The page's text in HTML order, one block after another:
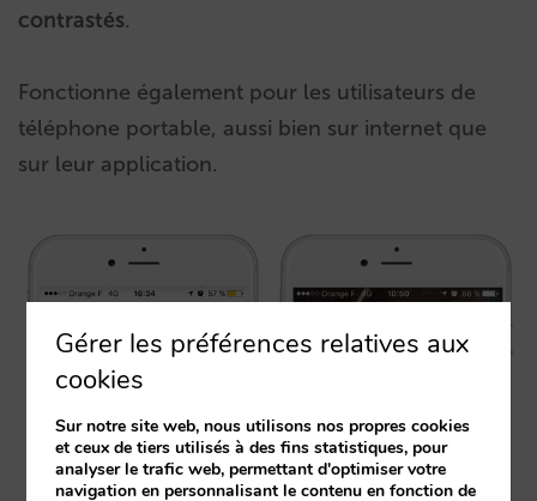
contrastés.
Fonctionne également pour les utilisateurs de
téléphone portable, aussi bien sur internet que
sur leur application.
Gérer les préférences relatives aux
cookies
Sur notre site web, nous utilisons nos propres cookies
et ceux de tiers utilisés à des fins statistiques, pour
analyser le trafic web, permettant d'optimiser votre
navigation en personnalisant le contenu en fonction de